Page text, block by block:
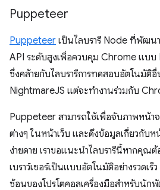
Puppeteer
Puppeteer เป็นไลบรารี Node ที่พัฒน
API ระดับสูงเพื่อควบคุม Chrome แบบ
ซึ่งคล้ายกับไลบรารีการทดสอบอัตโนมัติ
NightmareJS แต่จะทำงานร่วมกับ
Puppeteer สามารถใช้เพื่อจับภาพหน้า
ต่างๆ ในหน้าเว็บ และดึงข้อมูลเกี่ยวกับห
ง่ายดาย เราขอแนะนำไลบรารีนี้หากคุณ
เบราว์เซอร์เป็นแบบอัตโนมัติอย่างรวดเ
ซ้อนของโปรโตคอลเครื่องมือสำหรับนัก